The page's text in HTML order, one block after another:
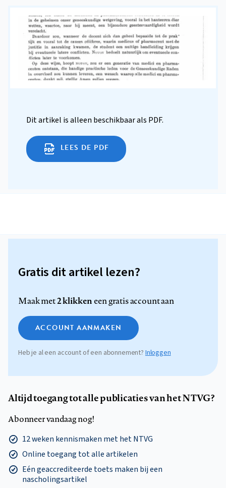
Dit artikel is alleen beschikbaar als PDF.
LEES DE PDF
Gratis dit artikel lezen?
Maak met2 klikkeneen gratis account aan
ACCOUNT AANMAKEN
Heb je al een account of een abonnement? Inloggen
Altijd toegang tot alle publicaties van het NTVG?
Abonneer vandaag nog!
12 weken kennismaken met het NTVG
Online toegang tot alle artikelen
Eén geaccrediteerde toets maken bij een
nascholingsartikel